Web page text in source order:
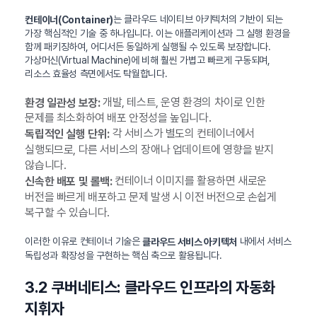
컨테이너(Container)는 클라우드 네이티브 아키텍처의 기반이 되는
가장 핵심적인 기술 중 하나입니다. 이는 애플리케이션과 그 실행 환경을
함께 패키징하여, 어디서든 동일하게 실행될 수 있도록 보장합니다.
가상머신(Virtual Machine)에 비해 훨씬 가볍고 빠르게 구동되며,
리소스 효율성 측면에서도 탁월합니다.
환경 일관성 보장:개발, 테스트, 운영 환경의 차이로 인한
문제를 최소화하여 배포 안정성을 높입니다.
독립적인 실행 단위:각 서비스가 별도의 컨테이너에서
실행되므로, 다른 서비스의 장애나 업데이트에 영향을 받지
않습니다.
신속한 배포 및 롤백:컨테이너 이미지를 활용하면 새로운
버전을 빠르게 배포하고 문제 발생 시 이전 버전으로 손쉽게
복구할 수 있습니다.
이러한 이유로 컨테이너 기술은클라우드 서비스 아키텍처 내에서 서비스
독립성과 확장성을 구현하는 핵심 축으로 활용됩니다.
3.2 쿠버네티스: 클라우드 인프라의 자동화
지휘자